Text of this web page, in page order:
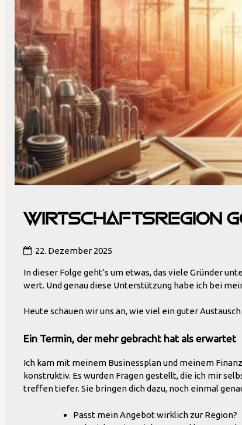
Wirtschaftsregion
22. Dezember 2025
In dieser Folge geht’s um etwas, das viele Gründer
wert. Und genau diese Unterstützung habe ich bei
Heute schauen wir uns an, wie viel ein guter
Ein Termin, der mehr gebracht hat als erwartet
Ich kam mit meinem Businessplan und meinem
konstruktiv. Es wurden Fragen gestellt, die ich mir
treffen tiefer. Sie bringen dich dazu, noch einmal
Passt mein Angebot wirklich zur Region?